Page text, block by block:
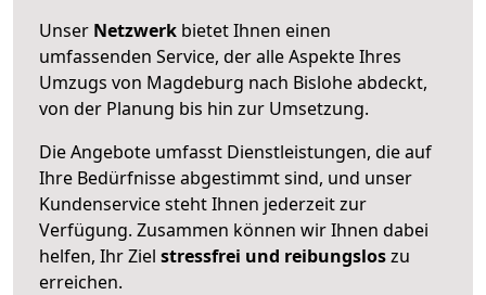
Unser Netzwerk bietet Ihnen einen
umfassenden Service, der alle Aspekte Ihres
Umzugs von Magdeburg nach Bislohe abdeckt,
von der Planung bis hin zur Umsetzung.
Die Angebote umfasst Dienstleistungen, die auf
Ihre Bedürfnisse abgestimmt sind, und unser
Kundenservice steht Ihnen jederzeit zur
Verfügung. Zusammen können wir Ihnen dabei
helfen, Ihr Ziel stressfrei und reibungsloszu
erreichen.